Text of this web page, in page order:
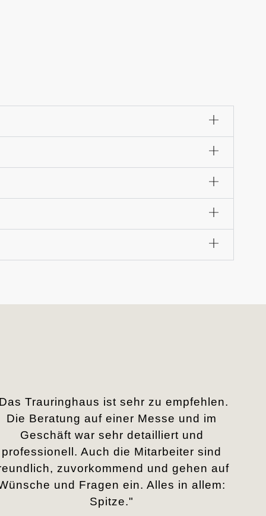
Trauringhaus ist sehr zu empfehlen.
Die Beratung auf einer Messe und im
Geschäft war sehr detailliert und
professionell. Auch die Mitarbeiter sind
zuvorkommend und gehen auf
und Fragen ein. Alles in allem:
Spitze."